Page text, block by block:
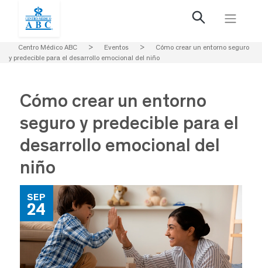
Centro Médico ABC > Eventos >
Cómo crear un entorno seguro
y predecible para el desarrollo emocional del niño
Cómo crear un entorno
seguro y predecible para el
desarrollo emocional del
niño
SEP
24